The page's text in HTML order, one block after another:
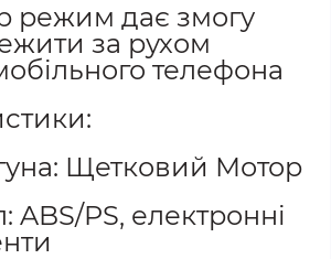
режим дає змогу
за рухом
телефона
Щетковий Мотор
ABS/PS, електронні